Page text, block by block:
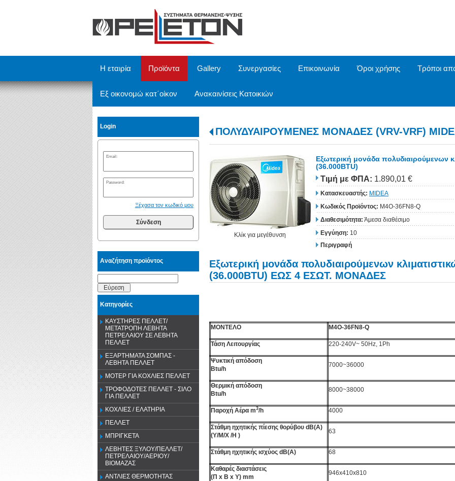
Η εταιρία Προϊόντα Gallery Συνεργασίες Επικοινωνία Όροι χρήσης Τρόποι
Εξ οικονομώ κατ΄οίκον Ανακαινίσεις Κατοικιών
Login
Email:
Password:
Ξέχασα τον κωδικό μου
Σύνδεση
Αναζήτηση προϊόντος
Εύρεση
Κατηγορίες
ΚΑΥΣΤΗΡΕΣ ΠΕΛΛΕΤ/
ΜΕΤΑΤΡΟΠΗ ΛΕΒΗΤΑ
ΠΕΤΡΕΛΑΙΟΥ ΣΕ ΛΕΒΗΤΑ
ΠΕΛΛΕΤ
ΕΞΑΡΤΗΜΑΤΑ ΣΟΜΠΑΣ -
ΛΕΒΗΤΑ ΠΕΛΛΕΤ
ΜΟΤΕΡ ΓΙΑ ΚΟΧΛΙΕΣ ΠΕΛΛΕΤ
ΤΡΟΦΟΔΟΤΕΣ ΠΕΛΛΕΤ - ΣΙΛΟ
ΓΙΑ ΠΕΛΛΕΤ
ΚΟΧΛΙΕΣ / ΕΛΑΤΗΡΙΑ
ΠΕΛΛΕΤ
ΜΠΡΙΓΚΕΤΑ
ΛΕΒΗΤΕΣ ΞΥΛΟΥ/ΠΕΛΛΕΤ/
ΠΕΤΡΕΛΑΙΟΥ/ΑΕΡΙΟΥ/
ΒΙΟΜΑΖΑΣ
ΑΝΤΛΙΕΣ ΘΕΡΜΟΤΗΤΑΣ
ΠΟΛΥΔΥΑΙΡΟΥΜΕΝΕΣ ΜΟΝΑΔΕΣ (VRV-VRF)
Κλίκ για μεγέθυνση
Εξωτερική μονάδα πολυδιαιρούμενων
(36.000BTU)
Τιμή με ΦΠΑ: 1.890,01 €
Κατασκευαστής: MIDEA
Κωδικός Προϊόντος: M4O-36FN8-Q
Διαθεσιμότητα: Άμεσα διαθέσιμο
Εγγύηση: 10
Περιγραφή
Εξωτερική μονάδα πολυδιαιρούμενων
(36.000BTU) ΕΩΣ 4 ΕΣΩΤ. ΜΟΝΑΔΕΣ
ΜΟΝΤΕΛΟ M4O-36FN8-Q
Τάση Λειτουργίας 220-240V~ 50Hz, 1Ph
Ψυκτική απόδοση
Btu/h
7000~36000
Θερμική απόδοση
Btu/h
8000~38000
Παροχή Αέρα m3/h 4000
Στάθμη ηχητικής πίεσης θορύβου dB(A)
(Υ/Μ/Χ /H )
63
Στάθμη ηχητικής ισχύος dB(A) 68
Καθαρές διαστάσεις
(Π x Β x Y) mm
946x410x810